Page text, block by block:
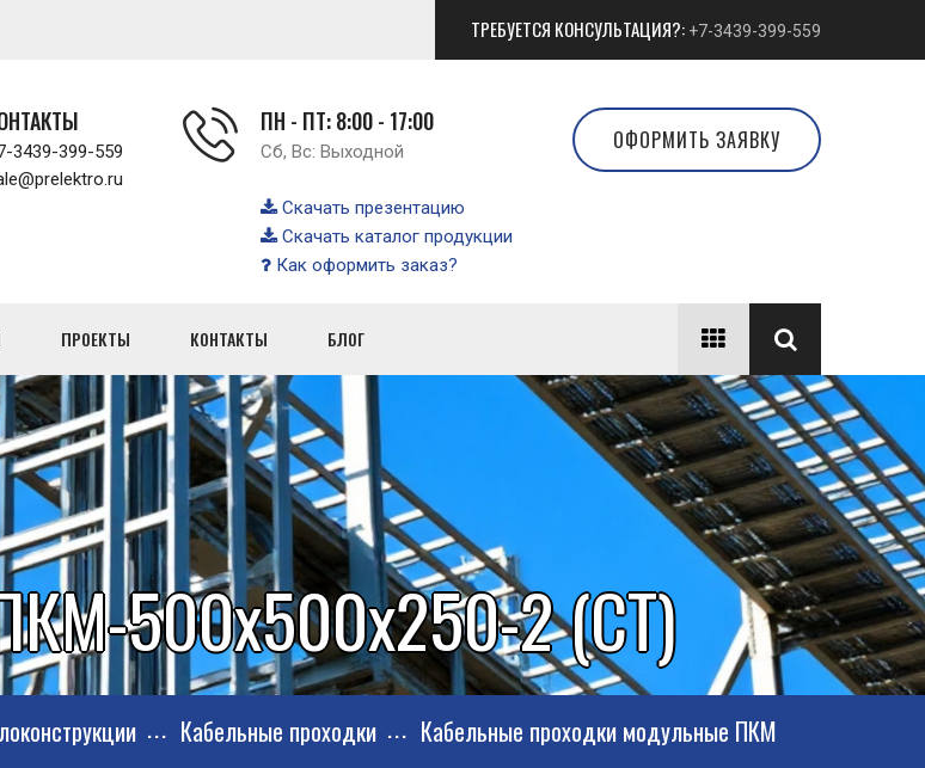
ТРЕБУЕТСЯ КОНСУЛЬТАЦИЯ?: +7-3439-399-559
3439-399-559
ПН - ПТ: 8:00 - 17:00
Сб, Вс: Выходной
Скачать презентацию
Скачать каталог продукции
Как оформить заказ?
ОФОРМИТЬ ЗАЯВКУ
ПРОЕКТЫ КОНТАКТЫ БЛОГ
500х500х250-2 (СТ)
Кабельные проходки Кабельные проходки модульные ПКМ